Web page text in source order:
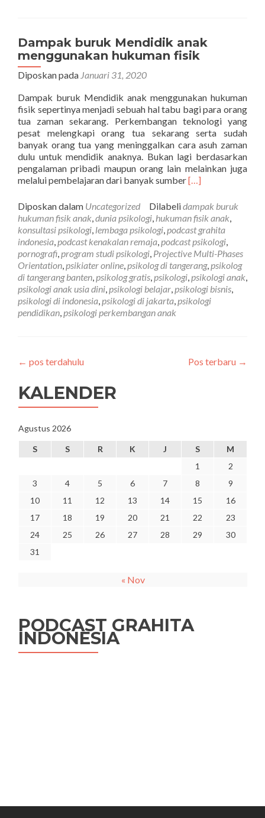
Dampak buruk Mendidik anak
menggunakan hukuman fisik
Diposkan pada Januari 31, 2020
Dampak buruk Mendidik anak menggunakan hukuman
fisik sepertinya menjadi sebuah hal tabu bagi para orang
tua zaman sekarang. Perkembangan teknologi yang
pesat melengkapi orang tua sekarang serta sudah
banyak orang tua yang meninggalkan cara asuh zaman
dulu untuk mendidik anaknya. Bukan lagi berdasarkan
pengalaman pribadi maupun orang lain melainkan juga
melalui pembelajaran dari banyak sumberSelengkapnya
buruk
Mendidik
anak
menggunakan
hukuman
fisik
[…]
Diposkan dalam Uncategorized Dilabelidampak buruk
hukuman fisik anak,dunia psikologi, hukuman fisik anak,
konsultasi psikologi, lembaga psikologi,podcast grahita
indonesia,podcast kenakalan remaja,podcast psikologi,
pornografi,program studi psikologi, Projective Multi-Phases
Orientation,psikiater online,psikolog di tangerang,psikolog
di tangerang banten,psikolog gratis,psikologi,psikologi anak,
psikologi anak usia dini,psikologi belajar,psikologi bisnis,
psikologi di indonesia,psikologi di jakarta,psikologi
pendidikan,psikologi perkembangan anak
← pos terdahulu Pos terbaru →
KALENDER
Agustus 2026
S S R K J S
M
1
2
3
4 5 6 7 8
9
10
11 12 13 14 15
16
17
18 19 20 21 22
23
24
25 26 27 28 29
30
31
« Nov
PODCAST GRAHITA
INDONESIA